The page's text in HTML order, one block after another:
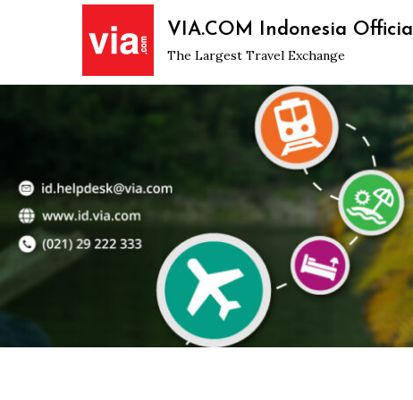
VIA.COM Indonesia Official
The Largest Travel Exchange